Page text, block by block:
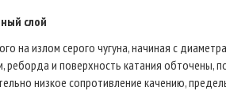
слой
на излом серого чугуна, начиная с
реборда и поверхность катания обточены,
низкое сопротивление качению,